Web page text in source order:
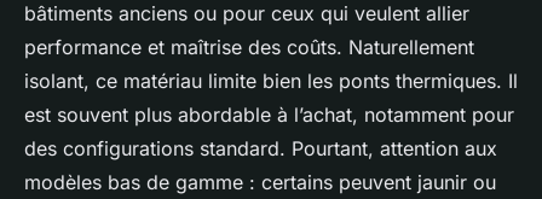
bâtiments anciens ou pour ceux qui veulent allier
performance et maîtrise des coûts. Naturellement
isolant, ce matériau limite bien les ponts thermiques. Il
est souvent plus abordable à l’achat, notamment pour
des configurations standard. Pourtant, attention aux
modèles bas de gamme : certains peuvent jaunir ou